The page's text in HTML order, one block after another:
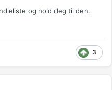
og hold deg til den.
3